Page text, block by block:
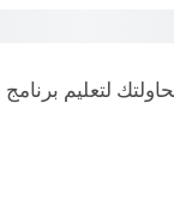
لتعليم برنامج